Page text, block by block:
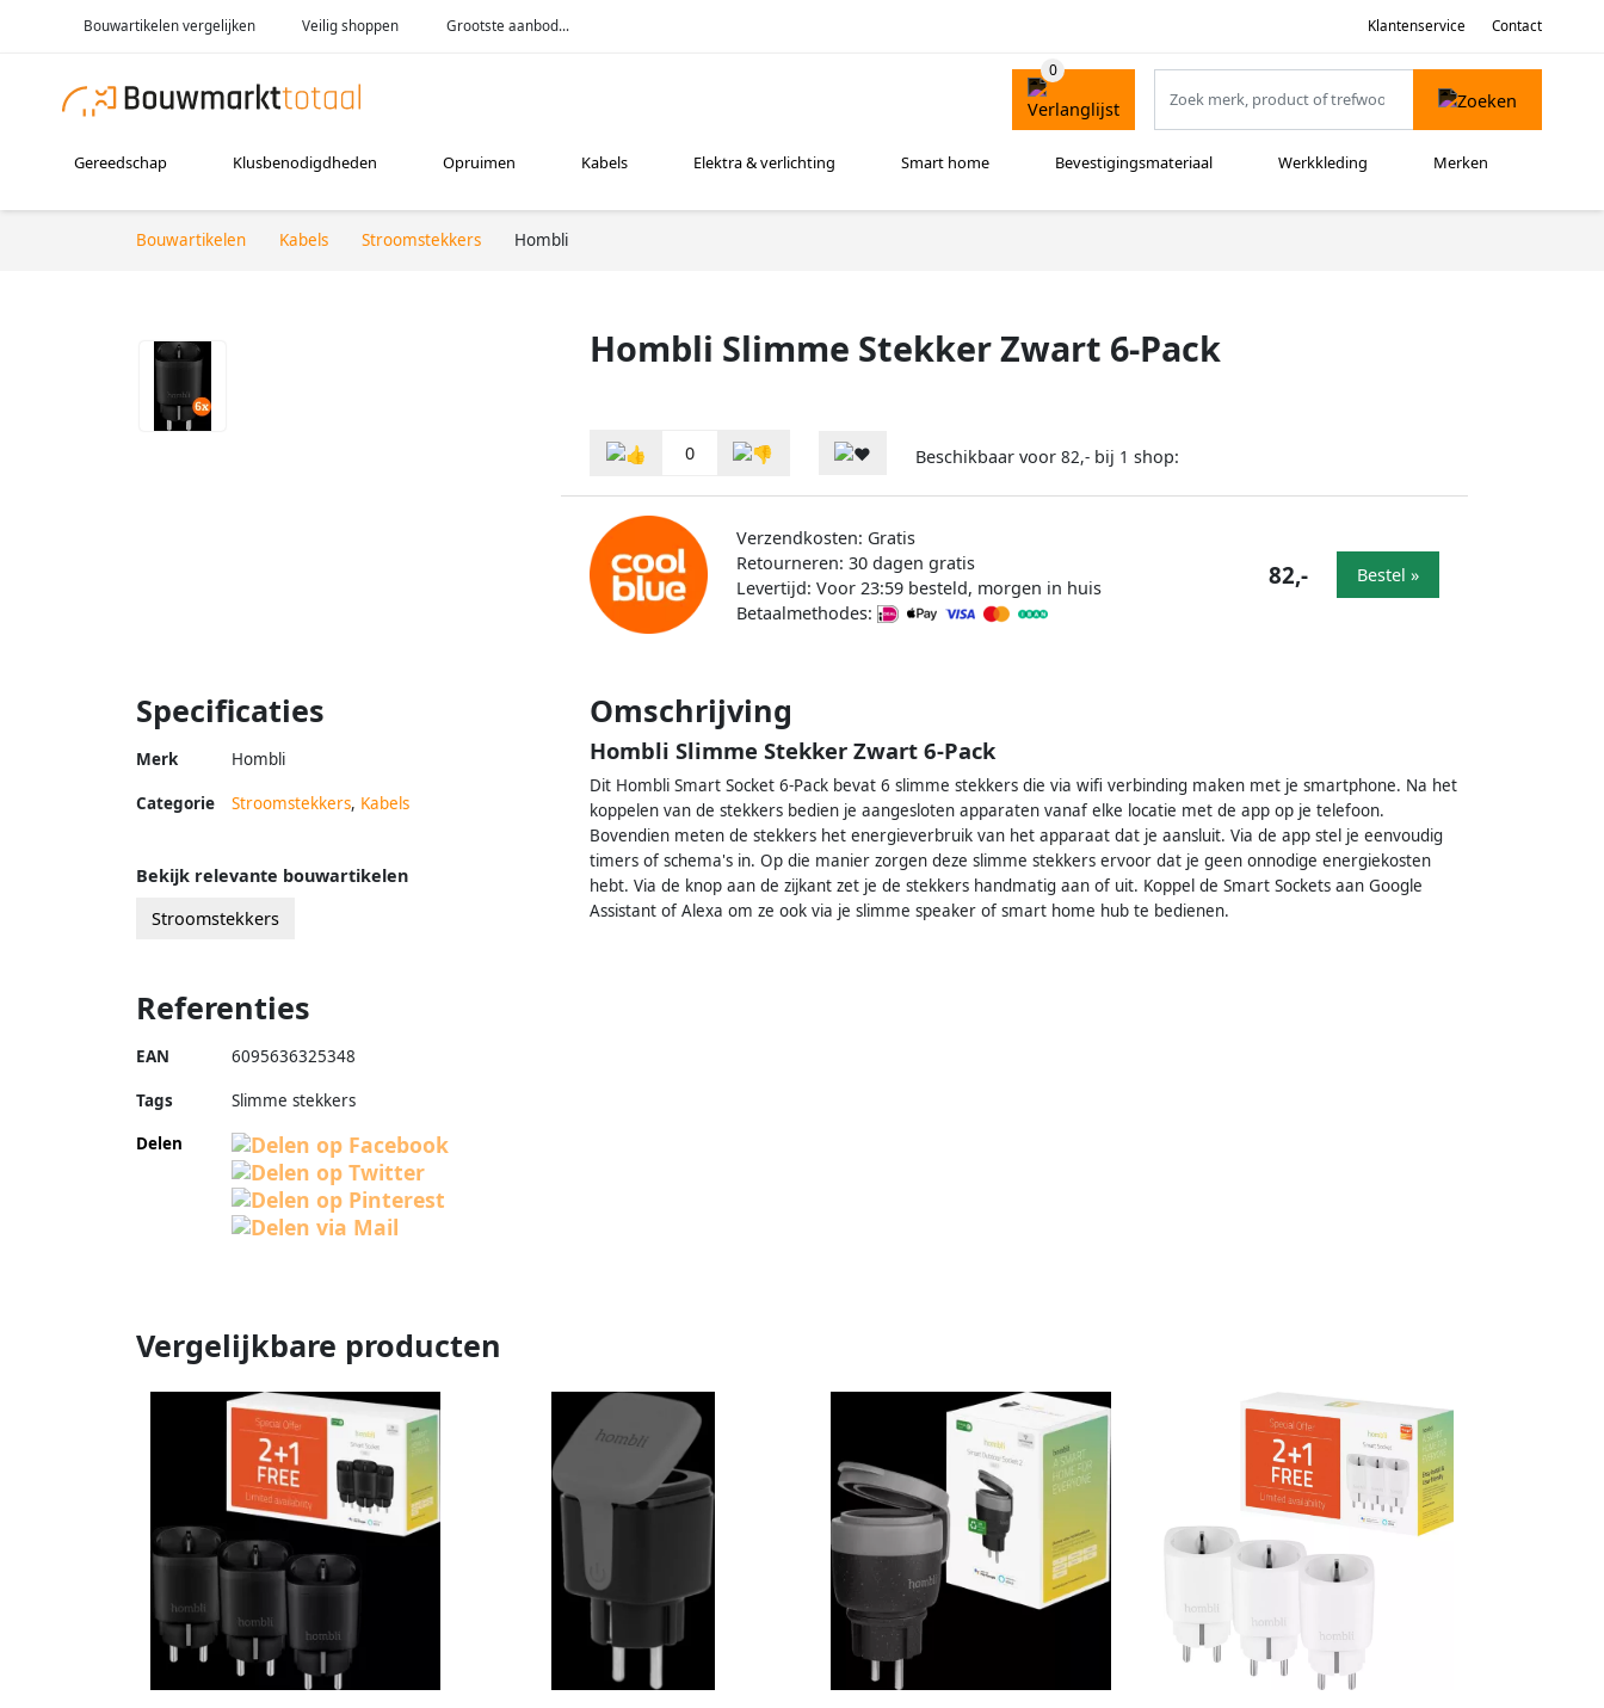
Bouwartikelen vergelijken Veilig shoppen Grootste aanbod... Klantenservice Contact
Gereedschap Klusbenodigdheden Opruimen Kabels Elektra & verlichting Smart home Bevestigingsmateriaal Werkkleding Merken
Bouwartikelen Kabels Stroomstekkers Hombli
Hombli Slimme Stekker Zwart 6-Pack
0 Beschikbaar voor 82,- bij 1 shop:
Verzendkosten: Gratis
Retourneren: 30 dagen gratis
Levertijd: Voor 23:59 besteld, morgen in huis
Betaalmethodes:
82,- Bestel »
Specificaties
Merk Hombli
Categorie Stroomstekkers, Kabels
Omschrijving
Hombli Slimme Stekker Zwart 6-Pack
Dit Hombli Smart Socket 6-Pack bevat 6 slimme stekkers die via wifi verbinding maken met je smartphone. Na het
koppelen van de stekkers bedien je aangesloten apparaten vanaf elke locatie met de app op je telefoon.
Bovendien meten de stekkers het energieverbruik van het apparaat dat je aansluit. Via de app stel je eenvoudig
timers of schema's in. Op die manier zorgen deze slimme stekkers ervoor dat je geen onnodige energiekosten
hebt. Via de knop aan de zijkant zet je de stekkers handmatig aan of uit. Koppel de Smart Sockets aan Google
Assistant of Alexa om ze ook via je slimme speaker of smart home hub te bedienen.
Bekijk relevante bouwartikelen
Stroomstekkers
Referenties
EAN 6095636325348
Tags
Slimme stekkers
Delen
Vergelijkbare producten